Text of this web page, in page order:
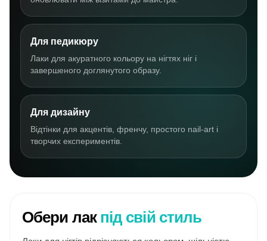
Для педикюру
Лаки для акуратного кольору на нігтях ніг і
завершеного доглянутого образу.
Для дизайну
Відтінки для акцентів, френчу, простого nail-art і
творчих експериментів.
Обери лак під свій стиль